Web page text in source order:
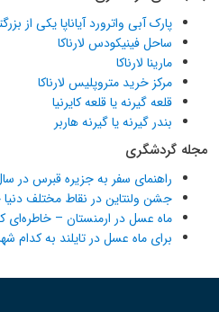
پارک آبی واترورد آیاناپا یکی از
ساحل فینیکودس لارناکا
مارینا لارناکا
مرکز خرید متروپلیس لارناکا
قلعه گیرنه یا قلعه کایرنیا
بندر گیرنه یا گیرنه هاربر
مجله گردشگری
راهنمای سفر به جزیره قبرس در سال
جشن ولنتاین در نقاط مختلف
ماه عسل در ارمنستان – خاطره‌ای
برای ماه عسل در تایلند به کدام